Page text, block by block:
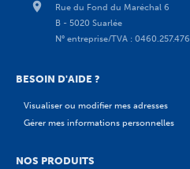
Rue du Fond du Maréchal 6
B - 5020 Suarlée
N° entreprise/TVA : 0460.257.476
BESOIN D'AIDE ?
Visualiser ou modifier mes adresses
Gérer mes informations personnelles
NOS PRODUITS